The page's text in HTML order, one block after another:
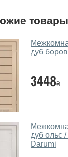
товары
дуб
3448₴
дуб ольс
Darumi